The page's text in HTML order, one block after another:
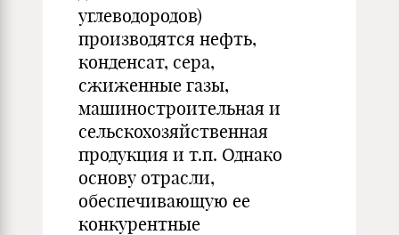
углеводородов)
производятся нефть,
конденсат, сера,
сжиженные газы,
машиностроительная и
сельскохозяйственная
продукция и т.п. Однако
основу отрасли,
обеспечивающую ее
конкурентные